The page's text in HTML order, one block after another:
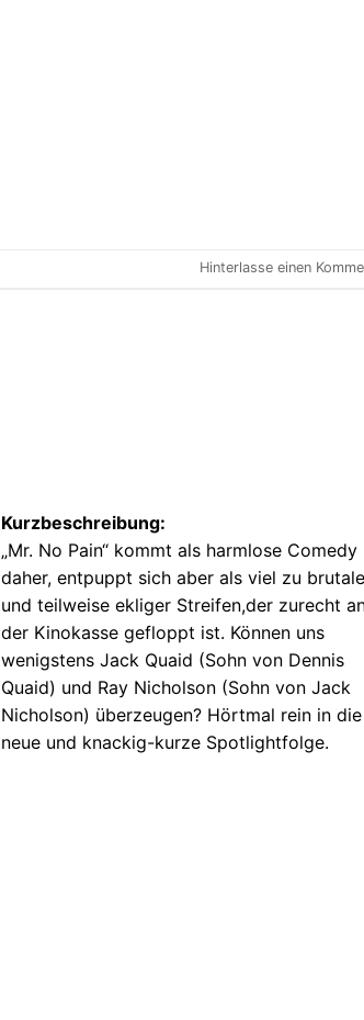
Hinterlasse einen
Kurzbeschreibung:
„Mr. No Pain“ kommt als harmlose Comedy
daher, entpuppt sich aber als viel zu
und teilweise ekliger Streifen,der zurecht
der Kinokasse gefloppt ist. Können uns
wenigstens Jack Quaid (Sohn von Dennis
Quaid) und Ray Nicholson (Sohn von Jack
Nicholson) überzeugen? Hörtmal rein in die
neue und knackig-kurze Spotlightfolge.